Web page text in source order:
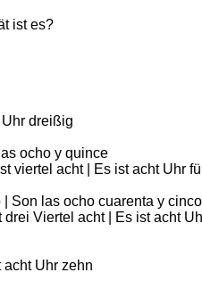
ist es?
dreißig
ocho y quince
viertel acht | Es ist acht Uhr
Son las ocho cuarenta y cinco
Viertel acht | Es ist acht
acht Uhr zehn